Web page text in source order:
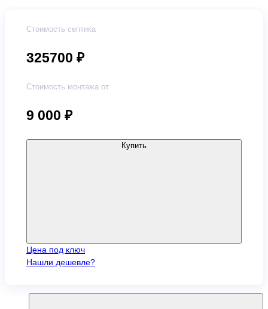
Стоимость септика
325700 ₽
Стоимость монтажа от
9 000 ₽
Купить
Цена под ключ
Нашли дешевле?